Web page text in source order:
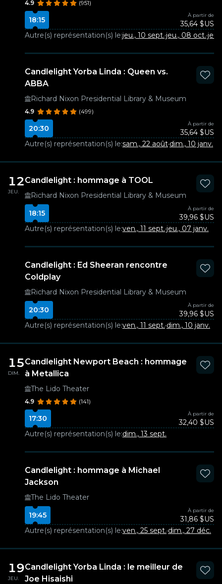
4.9 (951)
18:15
À partir de
35,64 $US
Autre(s) représentation(s) le:jeu., 10 sept.·jeu., 08 oct.·
Candlelight Yorba Linda : Queen vs.
ABBA
Richard Nixon Presidential Library & Museum
4.9 (499)
20:30
À partir de
35,64 $US
Autre(s) représentation(s) le:sam., 22 août·dim., 10 janv.
12
JEU.
Candlelight : hommage à TOOL
Richard Nixon Presidential Library & Museum
18:15
À partir de
39,96 $US
Autre(s) représentation(s) le:ven., 11 sept.·jeu., 07 janv.
Candlelight : Ed Sheeran rencontre
Coldplay
Richard Nixon Presidential Library & Museum
20:30
À partir de
39,96 $US
Autre(s) représentation(s) le:ven., 11 sept.·dim., 10 janv.
15
DIM.
Candlelight Newport Beach : hommage
à Metallica
The Lido Theater
4.9 (141)
17:30
À partir de
32,40 $US
Autre(s) représentation(s) le:dim., 13 sept.
Candlelight : hommage à Michael
Jackson
The Lido Theater
19:45
À partir de
31,86 $US
Autre(s) représentation(s) le:ven., 25 sept.·dim., 27 déc.
19
JEU.
Candlelight Yorba Linda : le meilleur de
Joe Hisaishi